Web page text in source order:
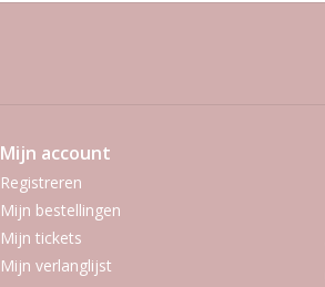
Mijn account
Registreren
Mijn bestellingen
Mijn tickets
Mijn verlanglijst